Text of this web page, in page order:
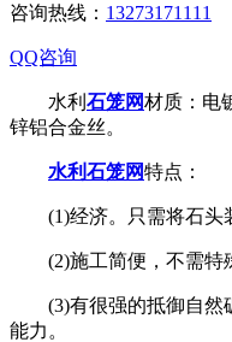
咨询热线： 13273171111
QQ咨询
水利 石笼网材质：电
锌铝合金丝。
水利石笼网特点：
(1)经济。只需将石头
(2)施工简便，不需特
(3)有很强的抵御自然
能力。